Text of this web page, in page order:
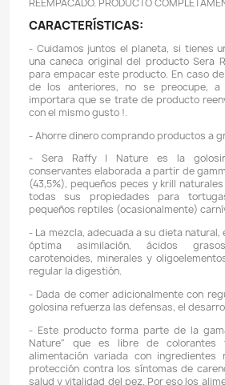
Envíos gratuitos
Ofrecemos envíos
superiores a$100.000 COP. Los
un costo de $10.000 COP. Los
de$18.000 COP.
Domicilios en el Valle
Podemos hacer llegar su
Valle de Aburrá
, este servicio
dependerá de su ubicación y del
están sujetos a disponibilidad
Descripción
REEMPACADO. PRODUCTO
CARACTERÍSTICAS: